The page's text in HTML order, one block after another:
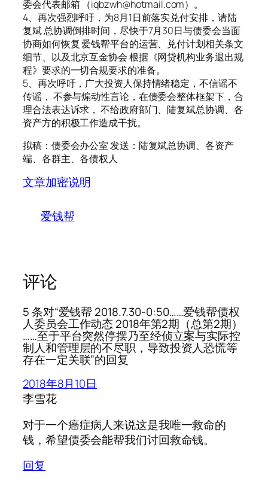
委会代表邮箱 （iqbzwh@hotmail.com）。
4、再次强烈呼吁，为8月1日前落实兑付安排，请陆
复斌 总协调倒排时间，尽快于7月30日与债委会当面
协商如何恢复 爱钱帮平台的运营、兑付计划相关条文
细节、以及北京互金协会 根据《网贷机构业务退出规
程》要求的一切合规要求的准备。
5、再次呼吁，广大投资人保持情绪稳定，不信谣不
传谣， 不参与煽动性言论，在债委会整体框架下，合
理合法表达诉求， 不给政府部门、陆复斌总协调、各
资产方的积极工作造成干扰。
拟稿：债委会办公室 发送：陆复斌总协调、各资产
端、各群主、各债权人
文章加密说明
爱钱帮
评论
5 条对“爱钱帮 2018.7.30-0:50……爱钱帮债权
人委员会工作动态 2018年第2期（总第2期）
……至于平台突然停摆乃至经侦立案与实际控
制人和管理层的不尽职，导致投资人恐慌等
存在一定关联”的回复
2018年8月10日
李雪花
对于一个癌症病人来说这是我唯一救命的
钱，希望债委会能帮我们讨回救命钱。
回复